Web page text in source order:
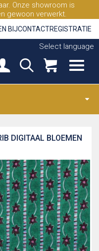
Onze showroom is
gewoon verwerkt.
BIJCONTACTREGISTRATIE
Select language
DIGITAAL BLOEMEN